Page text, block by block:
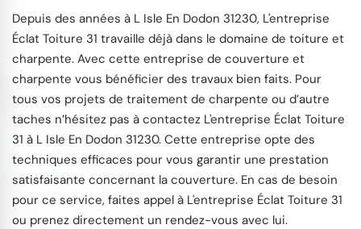
Depuis des années à L Isle En Dodon 31230, L'entreprise
Éclat Toiture 31 travaille déjà dans le domaine de toiture et
charpente. Avec cette entreprise de couverture et
charpente vous bénéficier des travaux bien faits. Pour
tous vos projets de traitement de charpente ou d’autre
taches n’hésitez pas à contactez L'entreprise Éclat Toiture
31 à L Isle En Dodon 31230. Cette entreprise opte des
techniques efficaces pour vous garantir une prestation
satisfaisante concernant la couverture. En cas de besoin
pour ce service, faites appel à L'entreprise Éclat Toiture 31
ou prenez directement un rendez-vous avec lui.